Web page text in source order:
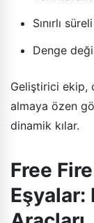
Sınırlı
Denge
Geliştirici ekip,
almaya özen
dinamik kılar.
Free
Eşyalar: